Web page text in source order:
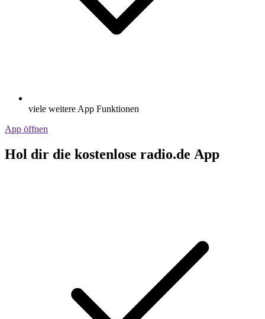
viele weitere App Funktionen
App öffnen
Hol dir die kostenlose radio.de App